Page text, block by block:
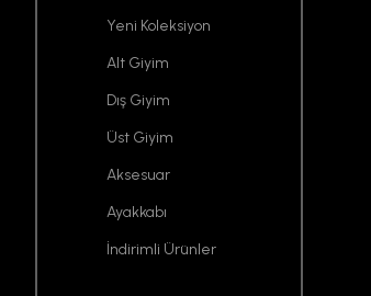
Yeni Koleksiyon
Alt Giyim
Dış Giyim
Üst Giyim
Aksesuar
Ayakkabı
İndirimli Ürünler